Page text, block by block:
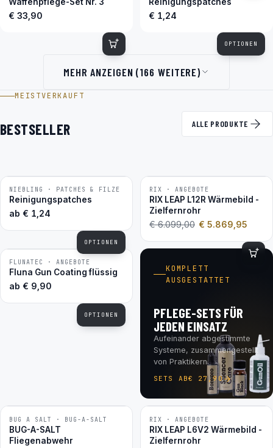
€ 33,90 € 1,24
OPTIONEN
MEHR ANZEIGEN (166 WEITERE)
MEISTVERKAUFT
BESTSELLER ALLE PRODUKTE
BESTSELLER
NIEBLING · PATCHES & FILZE
Reinigungspatches
ab € 1,24
OPTIONEN
−4 %
RIX · ANGEBOTE
RIX LEAP L12R Wärmebild -
Zielfernrohr
€6.099,00 € 5.869,95
BESTSELLER
FLUNATEC · ANGEBOTE
Fluna Gun Coating flüssig
ab € 9,90
OPTIONEN
KOMPLETT
AUSGESTATTET
PFLEGE-SETS FÜR
JEDEN EINSATZ
Aufeinander abgestimmte
Systeme, zusammengestellt
von Praktikern.
SETS AB€ 27,90
BESTSELLER
BUG A SALT · BUG-A-SALT
BUG-A-SALT
Fliegenabwehr
RIX · ANGEBOTE
RIX LEAP L6V2 Wärmebild -
Zielfernrohr